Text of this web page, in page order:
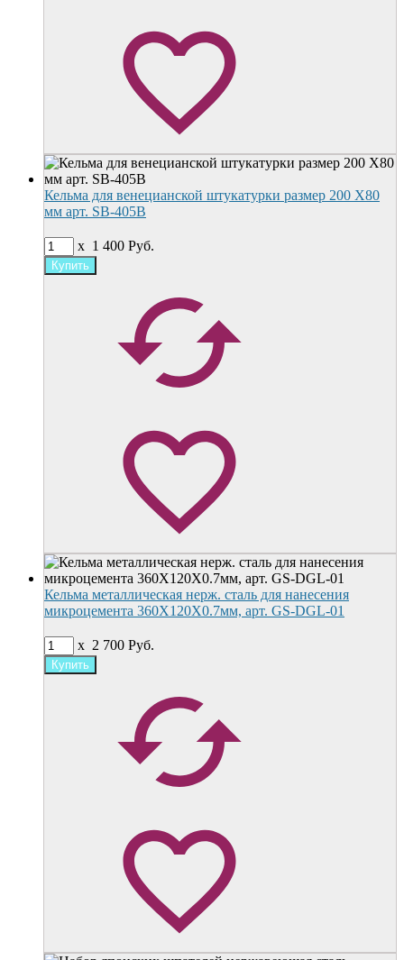
Кельма для венецианской штукатурки размер 200 X80
мм арт. SB-405B
x 1 400 Руб.
Кельма металлическая нерж. сталь для нанесения
микроцемента 360X120X0.7мм, арт. GS-DGL-01
x 2 700 Руб.